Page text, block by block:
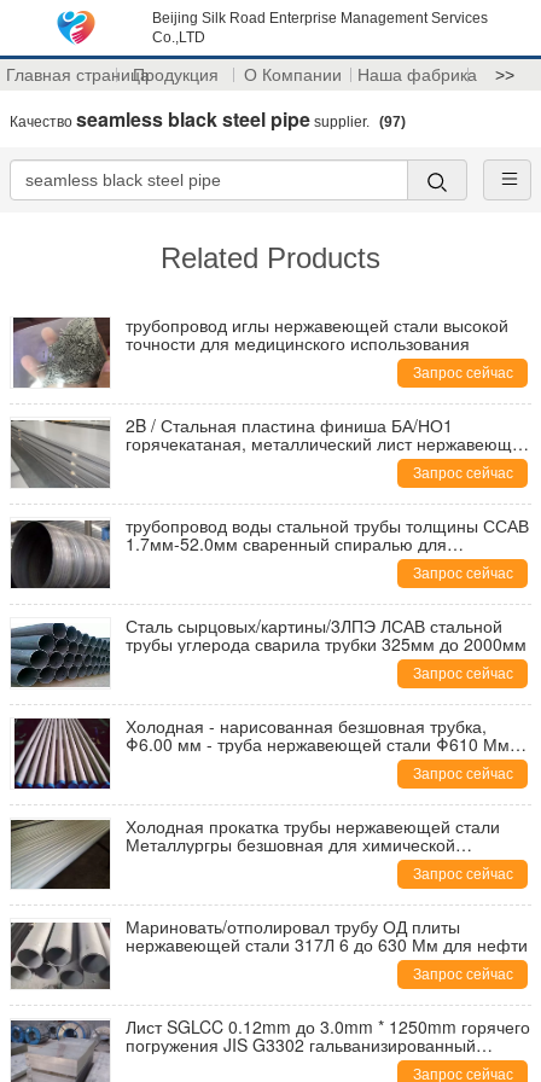
Beijing Silk Road Enterprise Management Services
Co.,LTD
Главная страницаПродукция О Компании Наша фабрика >>
Качество seamless black steel pipe supplier. (97)
Related Products
трубопровод иглы нержавеющей стали высокой
точности для медицинского использования
Запрос сейчас
2B / Стальная пластина финиша БА/НО1
горячекатаная, металлический лист нержавеющей
Запрос сейчас
трубопровод воды стальной трубы толщины ССАВ
1.7мм-52.0мм сваренный спиралью для
Запрос сейчас
Сталь сырцовых/картины/3ЛПЭ ЛСАВ стальной
трубы углерода сварила трубки 325мм до 2000мм
Запрос сейчас
Холодная - нарисованная безшовная трубка,
Φ6.00 мм - труба нержавеющей стали Φ610 Мм
Запрос сейчас
Холодная прокатка трубы нержавеющей стали
Металлургры безшовная для химической
Запрос сейчас
Мариновать/отполировал трубу ОД плиты
нержавеющей стали 317Л 6 до 630 Мм для нефти
Запрос сейчас
Лист SGLCC 0.12mm до 3.0mm * 1250mm горячего
погружения JIS G3302 гальванизированный
Запрос сейчас